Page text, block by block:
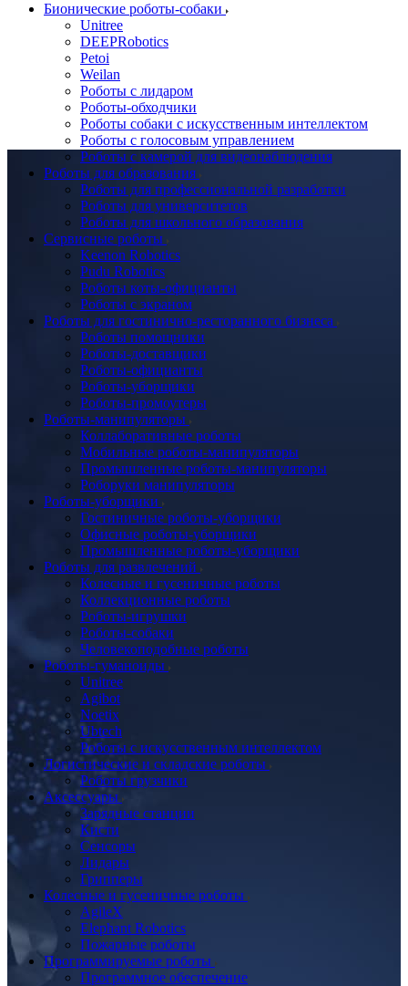
Бионические роботы-собаки
Unitree
DEEPRobotics
Petoi
Weilan
Роботы с лидаром
Роботы-обходчики
Роботы собаки с искусственным интеллектом
Роботы с голосовым управлением
Роботы с камерой для видеонаблюдения
Роботы для образования
Роботы для профессиональной разработки
Роботы для университетов
Роботы для школьного образования
Сервисные роботы
Keenon Robotics
Pudu Robotics
Роботы коты-официанты
Роботы с экраном
Роботы для гостинично-ресторанного бизнеса
Роботы помощники
Роботы-доставщики
Роботы-официанты
Роботы-уборщики
Роботы-промоутеры
Роботы-манипуляторы
Коллаборативные роботы
Мобильные роботы-манипуляторы
Промышленные роботы-манипуляторы
Роборуки манипуляторы
Роботы-уборщики
Гостиничные роботы-уборщики
Офисные роботы-уборщики
Промышленные роботы-уборщики
Роботы для развлечений
Колесные и гусеничные роботы
Коллекционные роботы
Роботы-игрушки
Роботы-собаки
Человекоподобные роботы
Роботы-гуманоиды
Unitree
Agibot
Noetix
Ubtech
Роботы с искусственным интеллектом
Логистические и складские роботы
Роботы грузчики
Аксессуары
Зарядные станции
Кисти
Сенсоры
Лидары
Грипперы
Колесные и гусеничные роботы
AgileX
Elephant Robotics
Пожарные роботы
Программируемые роботы
Программное обеспечение